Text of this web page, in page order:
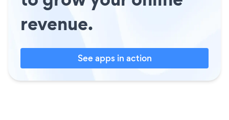
revenue.
See apps in action